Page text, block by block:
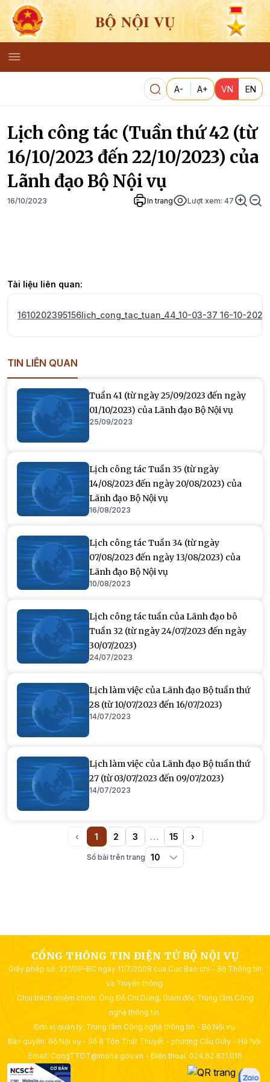
BỘ NỘI VỤ
A- A+ VN EN
Lịch công tác (Tuần thứ 42 (từ
16/10/2023 đến 22/10/2023) của
Lãnh đạo Bộ Nội vụ
16/10/2023 In trang Lượt xem: 47
Tài liệu liên quan:
1610202395156lich_cong_tac_tuan_44_10-03-37 16-10-
TIN LIÊN QUAN
Tuần 41 (từ ngày 25/09/2023 đến ngày
01/10/2023) của Lãnh đạo Bộ Nội vụ
25/09/2023
Lịch công tác Tuần 35 (từ ngày
14/08/2023 đến ngày 20/08/2023) của
Lãnh đạo Bộ Nội vụ
16/08/2023
Lịch công tác Tuần 34 (từ ngày
07/08/2023 đến ngày 13/08/2023) của
Lãnh đạo Bộ Nội vụ
10/08/2023
Lịch công tác tuần của Lãnh đạo bô
Tuần 32 (từ ngày 24/07/2023 đến ngày
30/07/2023)
24/07/2023
Lịch làm việc của Lãnh đạo Bộ tuần thứ
28 (từ 10/07/2023 đến 16/07/2023)
14/07/2023
Lịch làm việc của Lãnh đạo Bộ tuần thứ
27 (từ 03/07/2023 đến 09/07/2023)
14/07/2023
Số bài trên trang
‹Previous
1(current)
2 3 …More
15 ›Next
CỔNG THÔNG TIN ĐIỆN TỬ BỘ NỘI VỤ
Giấy phép số: 321/GP-BC ngày 11/7/2008 của Cục Báo chí - Bộ Thông tin
và Truyền thông.
Chịu trách nhiệm chính: Ông Đỗ Chí Dũng, Giám đốc Trung tâm Công
nghệ thông tin.
Đơn vị quản lý: Trung tâm Công nghệ thông tin - Bộ Nội vụ.
Bản quyền: Bộ Nội vụ - Số 8 Tôn Thất Thuyết - phường Cầu Giấy - Hà Nội.
Email: CongTTDT@moha.gov.vn - Điện thoại: 024.62.821.016